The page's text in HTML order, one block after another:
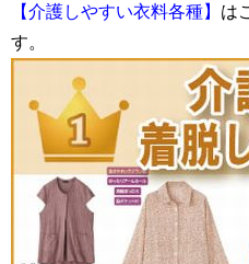
【介護しやすい衣料各種】 は
す。